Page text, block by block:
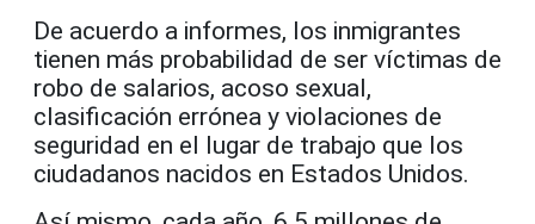
De acuerdo a informes, los inmigrantes
tienen más probabilidad de ser víctimas de
robo de salarios, acoso sexual,
clasificación errónea y violaciones de
seguridad en el lugar de trabajo que los
ciudadanos nacidos en Estados Unidos.